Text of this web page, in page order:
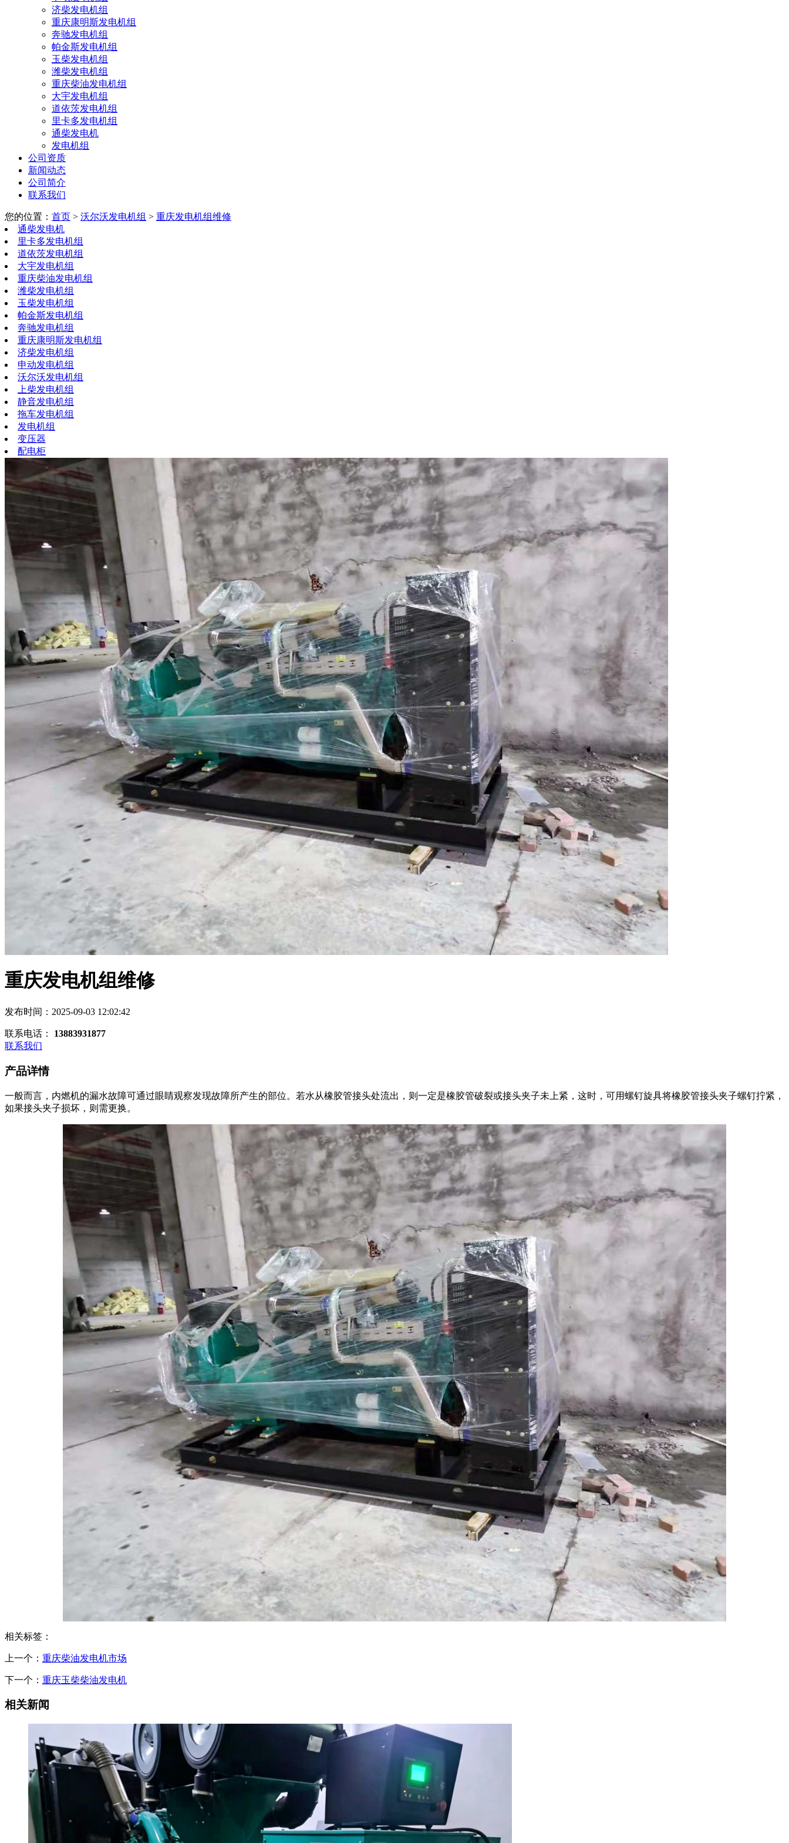
济柴发电机组
重庆康明斯发电机组
奔驰发电机组
帕金斯发电机组
玉柴发电机组
潍柴发电机组
重庆柴油发电机组
大宇发电机组
道依茨发电机组
里卡多发电机组
通柴发电机
发电机组
公司资质
新闻动态
公司简介
联系我们
您的位置： 首页 > 沃尔沃发电机组 > 重庆发电机组维修
通柴发电机
里卡多发电机组
道依茨发电机组
大宇发电机组
重庆柴油发电机组
潍柴发电机组
玉柴发电机组
帕金斯发电机组
奔驰发电机组
重庆康明斯发电机组
济柴发电机组
申动发电机组
沃尔沃发电机组
上柴发电机组
静音发电机组
拖车发电机组
发电机组
变压器
配电柜
重庆发电机组维修
发布时间：2025-09-03 12:02:42
联系电话：
13883931877
联系我们
产品详情
一般而言，内燃机的漏水故障可通过眼睛观察发现故障所产生的部位。若水从橡胶管接头处流出，则一定是橡胶管破裂或接头夹子未上紧，这时，可用螺钉旋具将橡胶管接头夹子螺钉拧紧，
如果接头夹子损坏，则需更换。
相关标签：
上一个： 重庆柴油发电机市场
下一个： 重庆玉柴柴油发电机
相关新闻